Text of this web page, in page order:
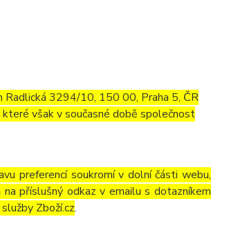
Radlická 3294/10, 150 00, Praha 5, ČR
však v současné době společnost
preferencí soukromí v dolní části webu,
příslušný odkaz v emailu s dotazníkem
Zboží.cz.